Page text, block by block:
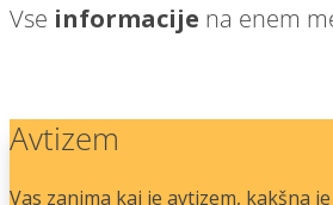
Vse informacije na enem
Avtizem
Vas zanima kaj je avtizem, kakšna